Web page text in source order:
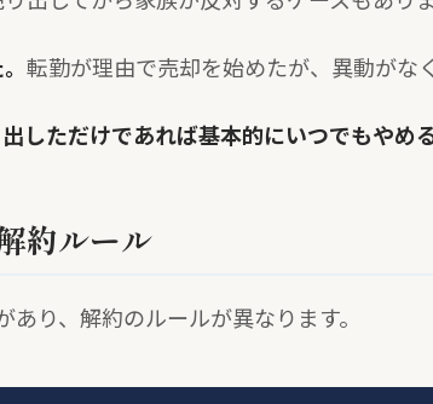
転勤が理由で売却を始めたが、異動がな
しただけであれば基本的にいつでもやめ
約ルール
あり、解約のルールが異なります。